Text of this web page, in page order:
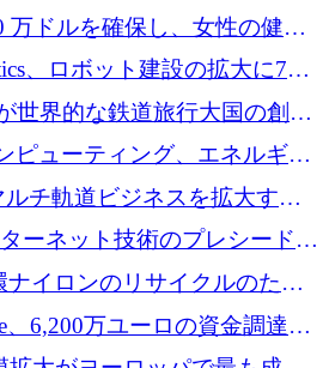
か国にまたがるプラットフ
万ドルを確保し、女性の健康
ケンスラボを開設
、ロボット建設の拡大に740
世界的な鉄道旅行大国の創設
を買収
ピューティング、エネルギー
張に 2,000 万ドルを調達
ルチ軌道ビジネスを拡大する
Cで7,000万ドルを調達
ーネット技術のプレシードと
確保
ナイロンのリサイクルのため
3,000 万ドルを調達
、6,200万ユーロの資金調達
ムに根を張る